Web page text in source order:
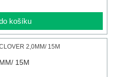
košíku
15M